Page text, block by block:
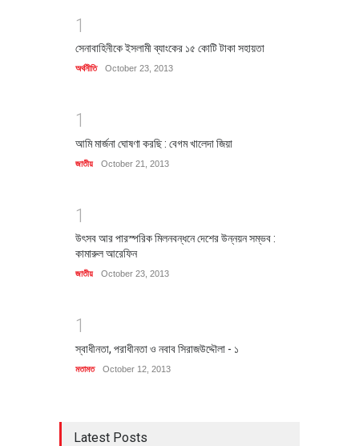
1
সেনাবাহিনীকে ইসলামী ব্যাংকের ১৫ কোটি টাকা সহায়তা
অর্থনীতি October 23, 2013
1
আমি মার্জনা ঘোষণা করছি : বেগম খালেদা জিয়া
জাতীয় October 21, 2013
1
উৎসব আর পারস্পরিক মিলনবন্ধনে দেশের উন্নয়ন সম্ভব :
কামারুল আরেফিন
জাতীয় October 23, 2013
1
স্বাধীনতা, পরাধীনতা ও নবাব সিরাজউদ্দৌলা - ১
মতামত October 12, 2013
Latest Posts